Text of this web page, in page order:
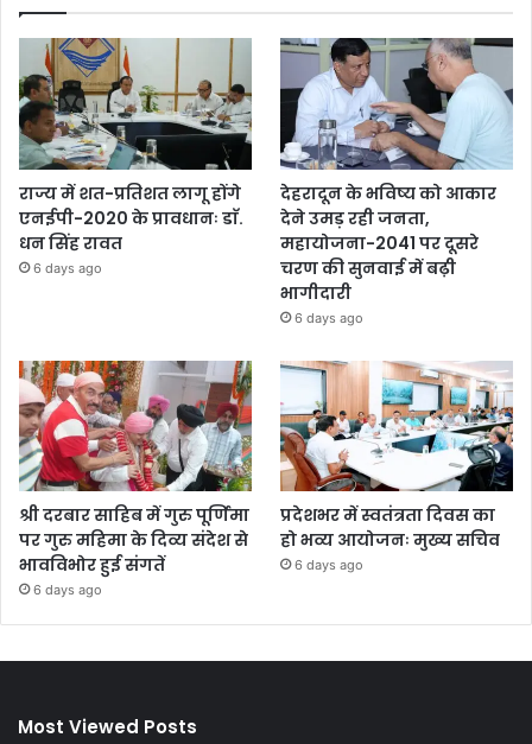
राज्य में शत-प्रतिशत लागू होंगे
एनईपी-2020 के प्रावधानः डाॅ.
धन सिंह रावत
6 days ago
देहरादून के भविष्य को आकार
देने उमड़ रही जनता,
महायोजना-2041 पर दूसरे
चरण की सुनवाई में बढ़ी
भागीदारी
6 days ago
श्री दरबार साहिब में गुरु पूर्णिमा
पर गुरु महिमा के दिव्य संदेश से
भावविभोर हुई संगतें
6 days ago
प्रदेशभर में स्वतंत्रता दिवस का
हो भव्य आयोजनः मुख्य सचिव
6 days ago
Most Viewed Posts